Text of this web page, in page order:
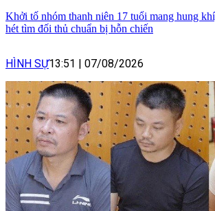
Khởi tố nhóm thanh niên 17 tuổi mang hung
hét tìm đối thủ chuẩn bị hỗn chiến
HÌNH SỰ13:51 07/08/2026